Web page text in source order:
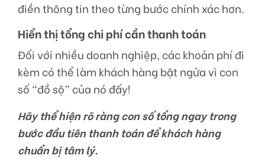
điền thông tin theo từng bước chính xác hơn.
Hiển thị tổng chi phí cần thanh toán
Đối với nhiều doanh nghiệp, các khoản phí đi
kèm có thể làm khách hàng bật ngửa vì con
số “đồ sộ” của nó đấy!
Hãy thể hiện rõ ràng con số tổng ngay trong
bước đầu tiên thanh toán để khách hàng
chuẩn bị tâm lý.